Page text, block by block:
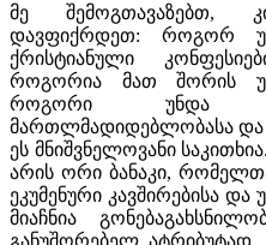
მე შემოგთავაზებთ,
დავფიქრდეთ: როგორ
ქრისტიანული
როგორია მათ შორის
როგორი უნდა
მართლმადიდებლობასა და
ეს მნიშვნელოვანი
არის ორი ბანაკი,
ეკუმენური კავშირებისა
მიაჩნია
განუშორებელ